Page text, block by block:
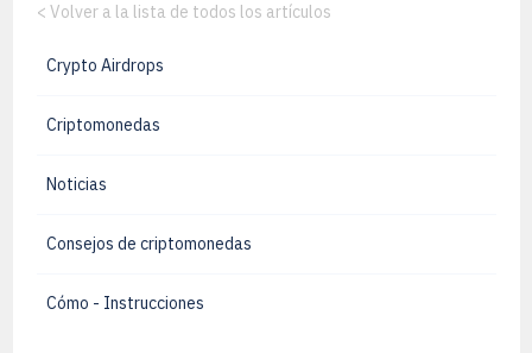
< Volver a la lista de todos los artículos
Crypto Airdrops
Criptomonedas
Noticias
Consejos de criptomonedas
Cómo - Instrucciones